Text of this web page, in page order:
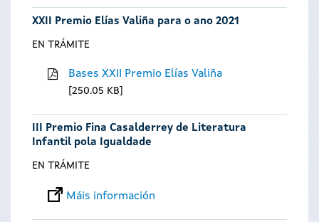
XXII Premio Elías Valiña para o ano 2021
EN TRÁMITE
Bases XXII Premio Elías Valiña
250.05 KB
III Premio Fina Casalderrey de Literatura
Infantil pola Igualdade
EN TRÁMITE
Máis información